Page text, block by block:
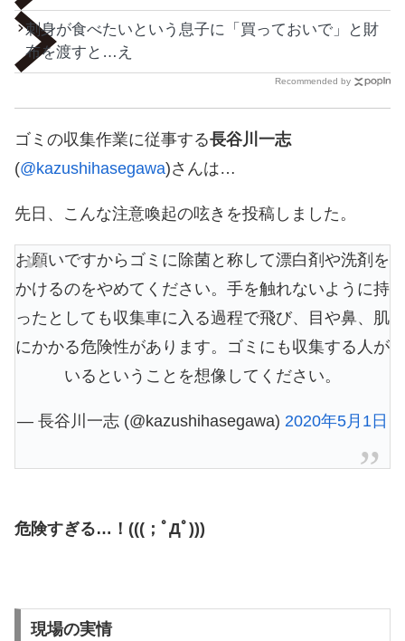
刺身が食べたいという息子に「買っておいで」と財
布を渡すと…え
Recommended by
ゴミの収集作業に従事する長谷川一志
(@kazushihasegawa)さんは…
先日、こんな注意喚起の呟きを投稿しました。
お願いですからゴミに除菌と称して漂白剤や洗剤を
かけるのをやめてください。手を触れないように持
ったとしても収集車に入る過程で飛び、目や鼻、肌
にかかる危険性があります。ゴミにも収集する人が
いるということを想像してください。
— 長谷川一志 (@kazushihasegawa) 2020年5月1日
危険すぎる…！(((；ﾟДﾟ)))
現場の実情